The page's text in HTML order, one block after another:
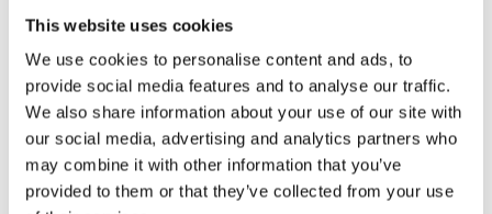
This website uses cookies
We use cookies to personalise content and ads, to
provide social media features and to analyse our traffic.
We also share information about your use of our site with
our social media, advertising and analytics partners who
may combine it with other information that you’ve
provided to them or that they’ve collected from your use
lysfølsomhet, i motsetning til en vanlig solbrille som
demper alt lys. Dette forhindrer øynene å tilpasse seg
mørket og gir dermed mindre blending når brillene tas
av.Glassene er tilgjengelig med eller uten styrke.
Alle versjonerbeskytter mot UV-stråling og kan
brukes når kjøring i henhold til DIN EN ISO 123121.
Glassene fi ns i følgende versjoner:
Acunis 25%